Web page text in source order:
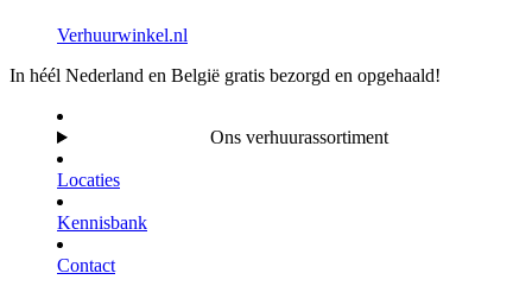
Verhuurwinkel.nl
In héél Nederland en België gratis bezorgd en opgehaald!
Ons verhuurassortiment
Locaties
Kennisbank
Contact